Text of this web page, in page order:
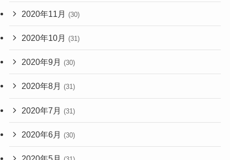
2020年11月 (30)
2020年10月 (31)
2020年9月 (30)
2020年8月 (31)
2020年7月 (31)
2020年6月 (30)